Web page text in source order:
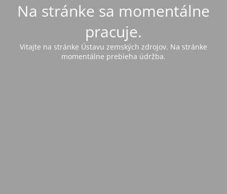
Na stránke sa momentálne
pracuje.
Vitajte na stránke Ústavu zemských zdrojov. Na stránke
momentálne prebieha údržba.